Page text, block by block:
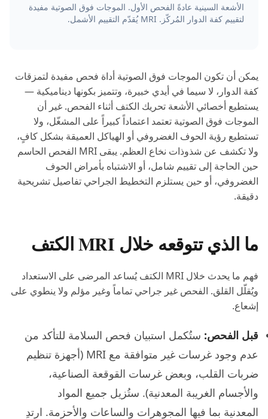
الأشعة السينية عادةً الفحص الأول. الموجات فوق الصوتية مفيدة
لتقييم كفة الدوار المُركّز. MRI يُقدّم التقييم الأشمل.
يمكن أن تكون الموجات فوق الصوتية أداة فحص مفيدة لتمزقات
كفة الدوار، لا سيما في أيدي خبيرة، وتتميز بكونها ديناميكية —
يستطيع أخصائي الأشعة تحريك الكتف أثناء الفحص. غير أن
الموجات فوق الصوتية تعتمد اعتماداً كبيراً على المشغّل، ولا
تستطيع رؤية الحوف الغضروفي أو الهياكل العميقة بشكل كافٍ،
ولا تكشف عن شذوذات نخاع العظم. يبقى MRI الفحص الحاسم
حين الحاجة إلى تقييم شامل، أو الاشتباه بأمراض الحوف
الغضروفي، أو حين يستلزم التخطيط الجراحي تفاصيل تشريحية
دقيقة.
ما الذي تتوقعه خلال MRI الكتف
فهم ما يحدث خلال MRI الكتف يُساعد المرضى على الاستعداد
ويُقلّل القلق. الفحص غير جراحي تماماً وغير مؤلم ولا ينطوي على
إشعاع.
قبل الفحص: ستُكمل استبيان فحص السلامة للتأكد من
عدم وجود غرسات غير متوافقة مع MRI (أجهزة تنظيم
ضربات القلب، وبعض غرسات القوقعة الصناعية،
والأجسام الغريبة المعدنية). ستُزيل جميع المواد
المعدنية بما فيها المجوهرات والساعات والأحزمة. ارتدِ